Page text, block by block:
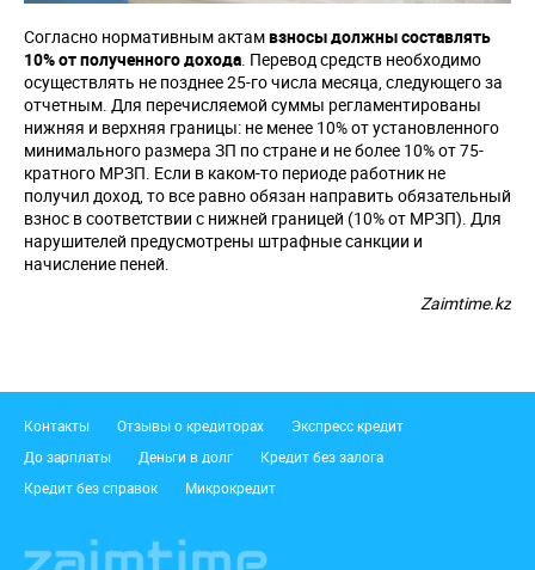
Согласно нормативным актамвзносы должны составлять
10% от полученного дохода. Перевод средств необходимо
осуществлять не позднее 25-го числа месяца, следующего за
отчетным. Для перечисляемой суммы регламентированы
нижняя и верхняя границы: не менее 10% от установленного
минимального размера ЗП по стране и не более 10% от 75-
кратного МРЗП. Если в каком-то периоде работник не
получил доход, то все равно обязан направить обязательный
взнос в соответствии с нижней границей (10% от МРЗП). Для
нарушителей предусмотрены штрафные санкции и
начисление пеней.
Zaimtime.kz
Подвал
Контакты Отзывы о кредиторах
Экспресс кредит
До зарплаты
Деньги в долг
Кредит без залога
Кредит без справок
Микрокредит